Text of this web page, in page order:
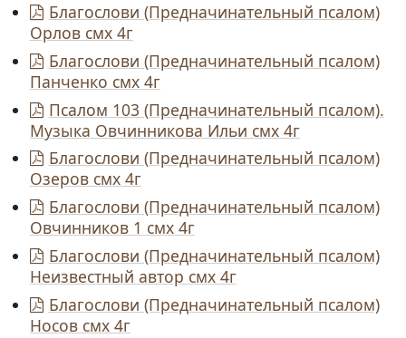
Благослови (Предначинательный псалом)
Орлов смх 4г
Благослови (Предначинательный псалом)
Панченко смх 4г
Псалом 103 (Предначинательный псалом).
Музыка Овчинникова Ильи смх 4г
Благослови (Предначинательный псалом)
Озеров смх 4г
Благослови (Предначинательный псалом)
Овчинников 1 смх 4г
Благослови (Предначинательный псалом)
Неизвестный автор смх 4г
Благослови (Предначинательный псалом)
Носов смх 4г